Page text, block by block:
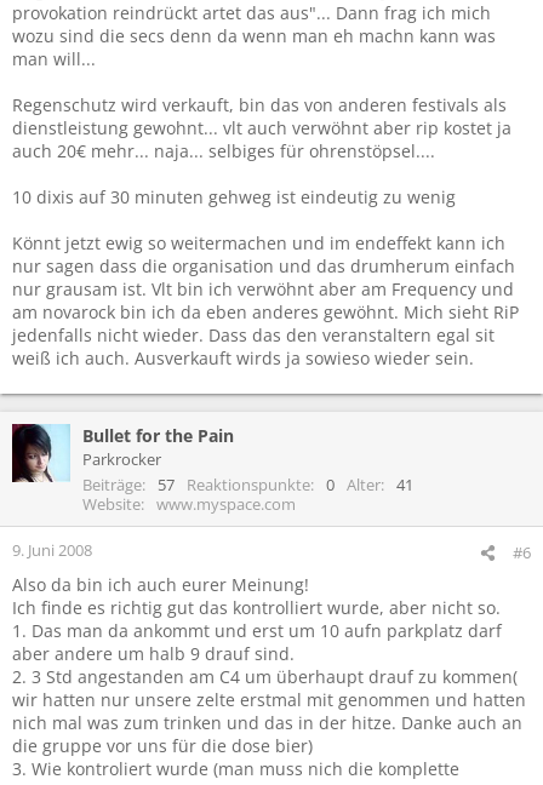
provokation reindrückt artet das aus"... Dann frag ich mich
wozu sind die secs denn da wenn man eh machn kann was
man will...
Regenschutz wird verkauft, bin das von anderen festivals als
dienstleistung gewohnt... vlt auch verwöhnt aber rip kostet ja
auch 20€ mehr... naja... selbiges für ohrenstöpsel....
10 dixis auf 30 minuten gehweg ist eindeutig zu wenig
Könnt jetzt ewig so weitermachen und im endeffekt kann ich
nur sagen dass die organisation und das drumherum einfach
nur grausam ist. Vlt bin ich verwöhnt aber am Frequency und
am novarock bin ich da eben anderes gewöhnt. Mich sieht RiP
jedenfalls nicht wieder. Dass das den veranstaltern egal sit
weiß ich auch. Ausverkauft wirds ja sowieso wieder sein.
Bullet for the Pain
Parkrocker
Beiträge
57 Reaktionspunkte 0 Alter
41
Website
www.myspace.com
9. Juni 2008 #6
Also da bin ich auch eurer Meinung!
Ich finde es richtig gut das kontrolliert wurde, aber nicht so.
1. Das man da ankommt und erst um 10 aufn parkplatz darf
aber andere um halb 9 drauf sind.
2. 3 Std angestanden am C4 um überhaupt drauf zu kommen(
wir hatten nur unsere zelte erstmal mit genommen und hatten
nich mal was zum trinken und das in der hitze. Danke auch an
die gruppe vor uns für die dose bier)
3. Wie kontroliert wurde (man muss nich die komplette